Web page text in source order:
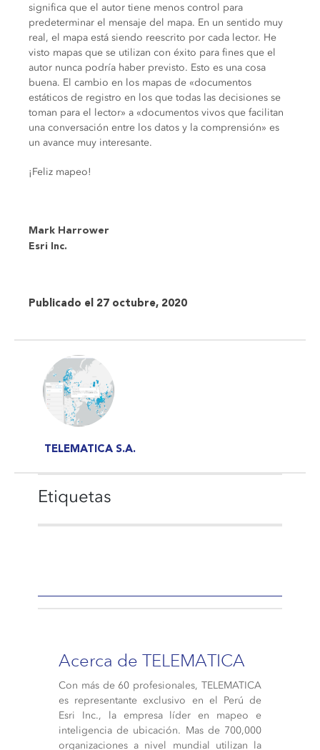
significa que el autor tiene menos control para
predeterminar el mensaje del mapa. En un sentido muy
real, el mapa está siendo reescrito por cada lector. He
visto mapas que se utilizan con éxito para fines que el
autor nunca podría haber previsto. Esto es una cosa
buena. El cambio en los mapas de «documentos
estáticos de registro en los que todas las decisiones se
toman para el lector» a «documentos vivos que facilitan
una conversación entre los datos y la comprensión» es
un avance muy interesante.
¡Feliz mapeo!
Mark Harrower
Esri Inc.
Publicado el 27 octubre, 2020
TELEMATICA S.A.
Etiquetas
Acerca de TELEMATICA
Con más de 60 profesionales, TELEMATICA
es representante exclusivo en el Perú de
Esri Inc., la empresa líder en mapeo e
inteligencia de ubicación. Mas de 700,000
organizaciones a nivel mundial utilizan la